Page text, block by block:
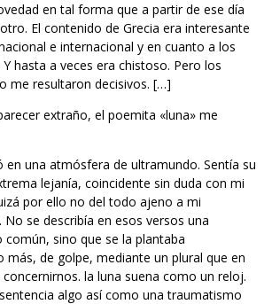
en tal forma que a partir de ese día
El contenido de Grecia era interesante
e internacional y en cuanto a los
hasta a veces era chistoso. Pero los
me resultaron decisivos. […]
extraño, el poemita «luna» me
en una atmósfera de ultramundo. Sentía su
lejanía, coincidente sin duda con mi
por ello no del todo ajeno a mi
No se describía en esos versos una
sino que se la plantaba
más, de golpe, mediante un plural que en
la luna suena como un reloj.
algo así como una traumatismo